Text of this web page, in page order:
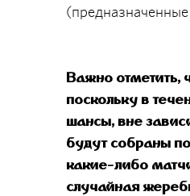
Важно отметить,
поскольку в
шансы, вне
будут собраны
какие-либо
случайная